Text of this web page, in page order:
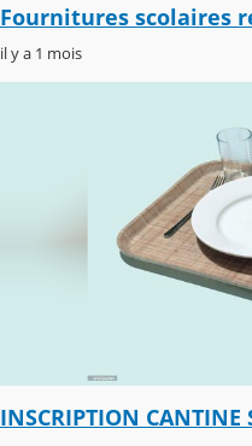
Fournitures scolaires
il y a 1 mois
INSCRIPTION